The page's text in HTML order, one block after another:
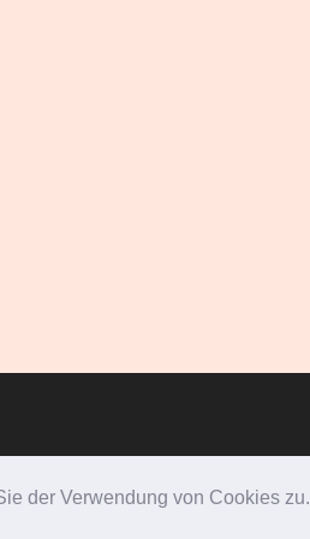
der Verwendung von Cookies zu.